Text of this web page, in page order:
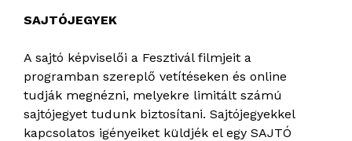
SAJTÓJEGYEK
A sajtó képviselői a Fesztivál filmjeit a
programban szereplő vetítéseken és online
tudják megnézni, melyekre limitált számú
sajtójegyet tudunk biztosítani. Sajtójegyekkel
kapcsolatos igényeiket küldjék el egy SAJTÓ